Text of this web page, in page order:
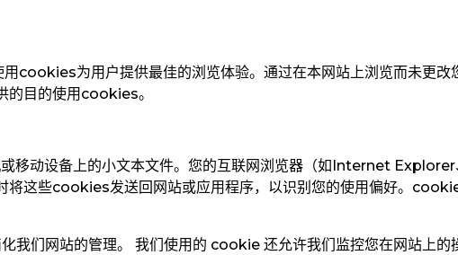
为用户提供最佳的浏览体验。通过在本网站上浏览而未更改
的目的使用cookies。
移动设备上的小文本文件。您的互联网浏览器（如 Internet Explorer
将这些cookies发送回网站或应用程序，以识别您的使用偏好。
们网站的管理。 我们使用的 cookie 还允许我们监控您在网站上的